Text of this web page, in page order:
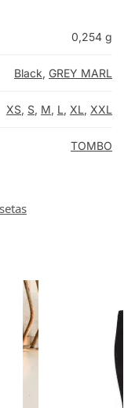
0,254 g
Black, GREY MARL
XS, S, M, L, XL, XXL
TOMBO